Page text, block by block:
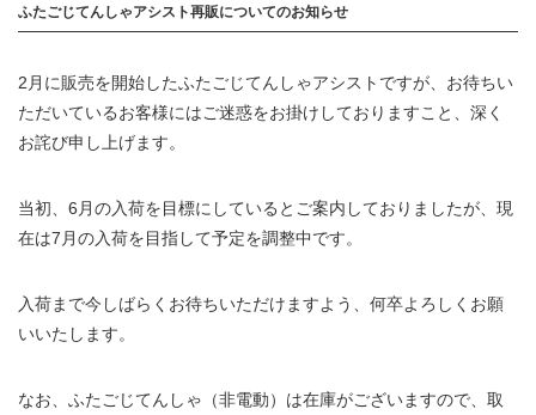
ふたごじてんしゃアシスト再販についてのお知らせ
2月に販売を開始したふたごじてんしゃアシストですが、お待ちい
ただいているお客様にはご迷惑をお掛けしておりますこと、深く
お詫び申し上げます。
当初、6月の入荷を目標にしているとご案内しておりましたが、現
在は7月の入荷を目指して予定を調整中です。
入荷まで今しばらくお待ちいただけますよう、何卒よろしくお願
いいたします。
なお、ふたごじてんしゃ（非電動）は在庫がございますので、取